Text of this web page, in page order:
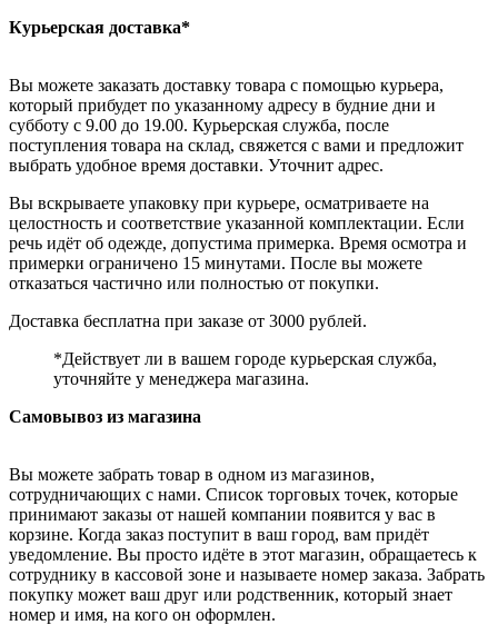
Курьерская доставка*
Вы можете заказать доставку товара с помощью курьера,
который прибудет по указанному адресу в будние дни и
субботу с 9.00 до 19.00. Курьерская служба, после
поступления товара на склад, свяжется с вами и предложит
выбрать удобное время доставки. Уточнит адрес.
Вы вскрываете упаковку при курьере, осматриваете на
целостность и соответствие указанной комплектации. Если
речь идёт об одежде, допустима примерка. Время осмотра и
примерки ограничено 15 минутами. После вы можете
отказаться частично или полностью от покупки.
Доставка бесплатна при заказе от 3000 рублей.
*Действует ли в вашем городе курьерская служба,
уточняйте у менеджера магазина.
Самовывоз из магазина
Вы можете забрать товар в одном из магазинов,
сотрудничающих с нами. Список торговых точек, которые
принимают заказы от нашей компании появится у вас в
корзине. Когда заказ поступит в ваш город, вам придёт
уведомление. Вы просто идёте в этот магазин, обращаетесь к
сотруднику в кассовой зоне и называете номер заказа. Забрать
покупку может ваш друг или родственник, который знает
номер и имя, на кого он оформлен.